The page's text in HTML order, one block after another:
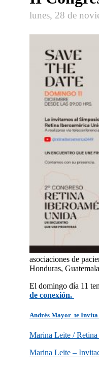
lunes, 28 de
asociaciones de
Honduras,
El domingo día 11
de conexión.
Andrés Mayor te Invita
Marina Leite /
Marina Leite –